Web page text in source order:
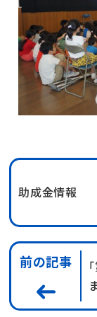
前の記事
助成金情報